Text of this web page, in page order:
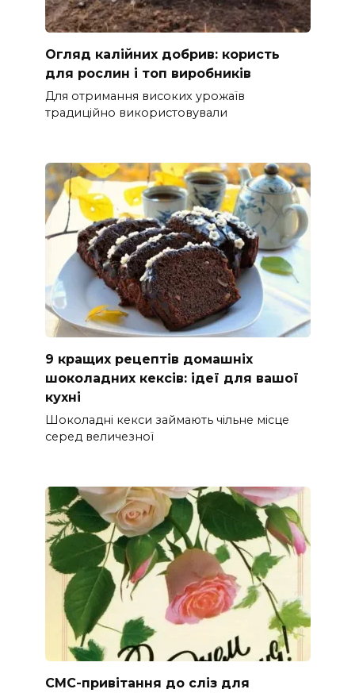
Огляд калійних добрив: користь
для рослин і топ виробників
Для отримання високих урожаїв
традиційно використовували
9 кращих рецептів домашніх
шоколадних кексів: ідеї для вашої
кухні
Шоколадні кекси займають чільне місце
серед величезної
СМС-привітання до сліз для